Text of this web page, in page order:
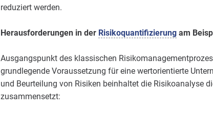
reduziert werden.
Herausforderungen in der Risikoquantifizierungam
Ausgangspunkt des klassischen
grundlegende Voraussetzung für eine wertorientierte
und Beurteilung von Risiken beinhaltet die Risikoanalyse
zusammensetzt: